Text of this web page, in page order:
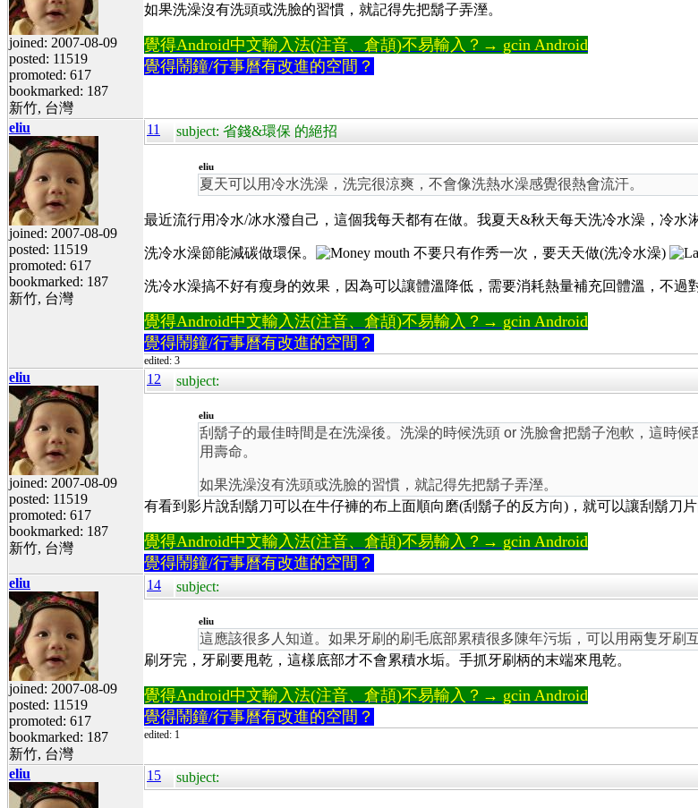
joined: 2007-08-09
posted: 11519
promoted: 617
bookmarked: 187
新竹, 台灣
如果洗澡沒有洗頭或洗臉的習慣，就記得先把鬍子弄溼。
覺得Android中文輸入法(注音、倉頡)不易輸入？→ gcin Android
覺得鬧鐘/行事曆有改進的空間？
eliu
joined: 2007-08-09
posted: 11519
promoted: 617
bookmarked: 187
新竹, 台灣
11 subject: 省錢&環保 的絕招
eliu
夏天可以用冷水洗澡，洗完很涼爽，不會像洗熱水澡感覺很熱會流汗。
最近流行用冷水/冰水潑自己，這個我每天都有在做。我夏天&秋天每天洗冷水澡，冷水
洗冷水澡節能減碳做環保。 不要只有作秀一次，要天天做(洗冷水澡)
洗冷水澡搞不好有瘦身的效果，因為可以讓體溫降低，需要消耗熱量補充回體溫，不過
覺得Android中文輸入法(注音、倉頡)不易輸入？→ gcin Android
覺得鬧鐘/行事曆有改進的空間？
edited: 3
eliu
joined: 2007-08-09
posted: 11519
promoted: 617
bookmarked: 187
新竹, 台灣
12 subject:
eliu
刮鬍子的最佳時間是在洗澡後。洗澡的時候洗頭 or 洗臉會把鬍子泡軟，這時
用壽命。
如果洗澡沒有洗頭或洗臉的習慣，就記得先把鬍子弄溼。
有看到影片說刮鬍刀可以在牛仔褲的布上面順向磨(刮鬍子的反方向)，就可以讓刮鬍刀片
覺得Android中文輸入法(注音、倉頡)不易輸入？→ gcin Android
覺得鬧鐘/行事曆有改進的空間？
eliu
joined: 2007-08-09
posted: 11519
promoted: 617
bookmarked: 187
新竹, 台灣
14 subject:
eliu
這應該很多人知道。如果牙刷的刷毛底部累積很多陳年污垢，可以用兩隻牙刷
刷牙完，牙刷要甩乾，這樣底部才不會累積水垢。手抓牙刷柄的末端來甩乾。
覺得Android中文輸入法(注音、倉頡)不易輸入？→ gcin Android
覺得鬧鐘/行事曆有改進的空間？
edited: 1
eliu 15 subject: